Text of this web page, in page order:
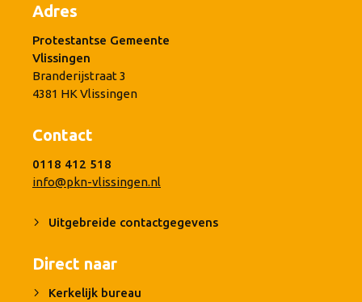
Adres
Protestantse Gemeente
Vlissingen
Branderijstraat 3
4381 HK Vlissingen
Contact
0118 412 518
info@pkn-vlissingen.nl
Uitgebreide contactgegevens
Direct naar
Kerkelijk bureau